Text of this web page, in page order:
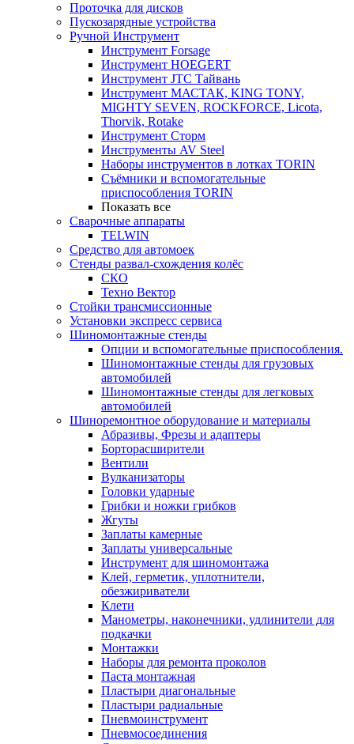
Проточка для дисков
Пускозарядные устройства
Ручной Инструмент
Инструмент Forsage
Инструмент HOEGERT
Инструмент JTC Тайвань
Инструмент МАСТАК, KING TONY,
MIGHTY SEVEN, ROCKFORCE, Licota,
Thorvik, Rotake
Инструмент Сторм
Инструменты AV Steel
Наборы инструментов в лотках TORIN
Съёмники и вспомогательные
приспособления TORIN
Показать все
Сварочные аппараты
TELWIN
Средство для автомоек
Стенды развал-схождения колёс
СКО
Техно Вектор
Стойки трансмиссионные
Установки экспресс сервиса
Шиномонтажные стенды
Опции и вспомогательные приспособления.
Шиномонтажные стенды для грузовых
автомобилей
Шиномонтажные стенды для легковых
автомобилей
Шиноремонтное оборудование и материалы
Абразивы, Фрезы и адаптеры
Борторасширители
Вентили
Вулканизаторы
Головки ударные
Грибки и ножки грибков
Жгуты
Заплаты камерные
Заплаты универсальные
Инструмент для шиномонтажа
Клей, герметик, уплотнители,
обезжириватели
Клети
Манометры, наконечники, удлинители для
подкачки
Монтажки
Наборы для ремонта проколов
Паста монтажная
Пластыри диагональные
Пластыри радиальные
Пневмоинструмент
Пневмосоединения